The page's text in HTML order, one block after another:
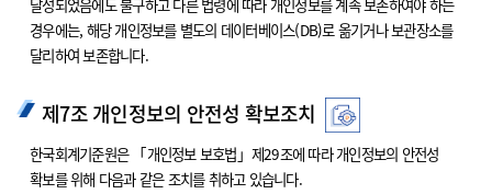
달성되었음에도 불구하고 다른 법령에 따라 개인정보를 계속 보존하여야 하는
경우에는, 해당 개인정보를 별도의 데이터베이스(DB)로 옮기거나 보관장소를
달리하여 보존합니다.
제7조 개인정보의 안전성 확보조치
한국회계기준원은 「개인정보 보호법」제29조에 따라 개인정보의 안전성
확보를 위해 다음과 같은 조치를 취하고 있습니다.